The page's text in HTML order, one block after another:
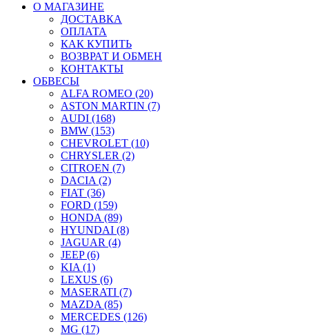
О МАГАЗИНЕ
ДОСТАВКА
ОПЛАТА
КАК КУПИТЬ
ВОЗВРАТ И ОБМЕН
КОНТАКТЫ
ОБВЕСЫ
ALFA ROMEO (20)
ASTON MARTIN (7)
AUDI (168)
BMW (153)
CHEVROLET (10)
CHRYSLER (2)
CITROEN (7)
DACIA (2)
FIAT (36)
FORD (159)
HONDA (89)
HYUNDAI (8)
JAGUAR (4)
JEEP (6)
KIA (1)
LEXUS (6)
MASERATI (7)
MAZDA (85)
MERCEDES (126)
MG (17)